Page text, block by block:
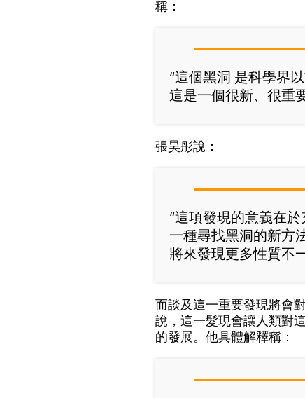
稱：
“這個黑洞 是科學界
這是一個很新、很重
張昊彤說：
“這項發現的意義在
一種尋找黑洞的新方
將來發現更多性質不
而談及這一重要發現將會
說，這一髮現會讓人類對
的發展。他具體解釋稱：